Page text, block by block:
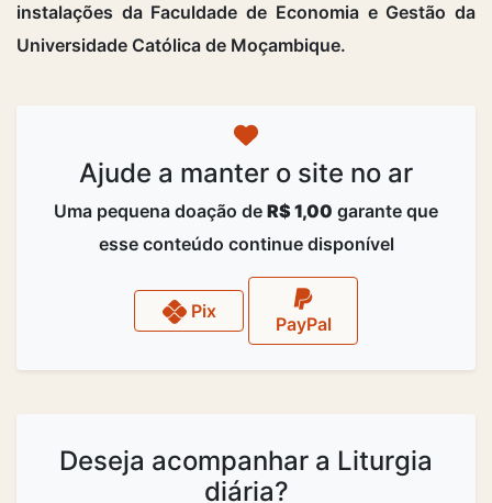
instalações da Faculdade de Economia e Gestão da
Universidade Católica de Moçambique.
Ajude a manter o site no ar
Uma pequena doação de R$ 1,00 garante que
esse conteúdo continue disponível
Pix
PayPal
Deseja acompanhar a Liturgia
diária?